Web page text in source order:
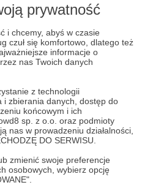
prywatność
i chcemy, abyś w czasie
czuł się komfortowo, dlatego też
informacje o
nas Twoich danych
z technologii
i zbierania danych, dostęp do
końcowym i ich
sp. z o.o. oraz podmioty
nas w prowadzeniu działalności,
DO SERWISU.
zmienić swoje preferencje
osobowych, wybierz opcję
cyklu o pokusach, a
jak zwalczać pokusy.
tygodnia zacząć publikować.
jak walczyć +6